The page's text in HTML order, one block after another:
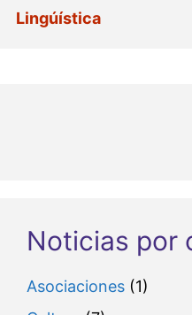
Lingúística
Noticias por
Asociaciones (1)